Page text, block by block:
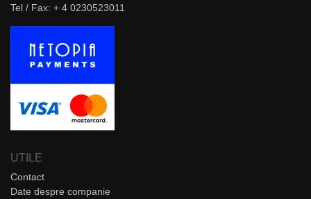
Tel / Fax: + 4 0230523011
UTILE
Contact
Date despre companie